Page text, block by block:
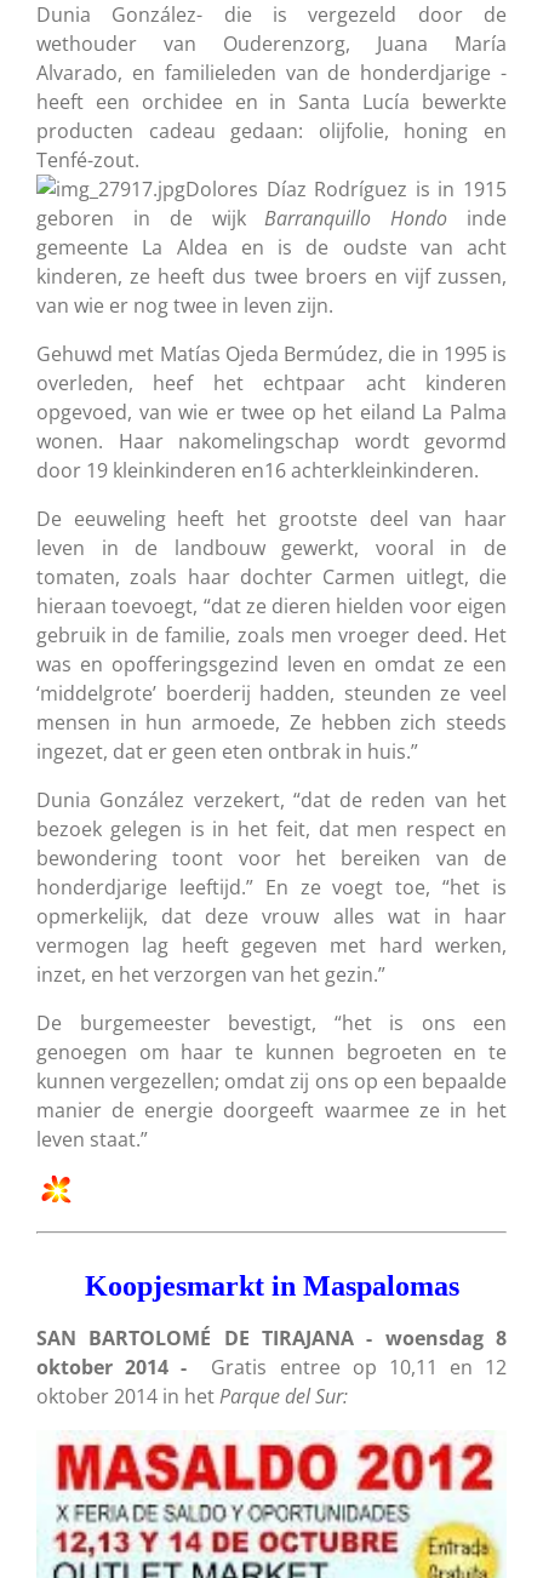
Dunia González- die is vergezeld door de
wethouder van Ouderenzorg, Juana María
Alvarado, en familieleden van de honderdjarige -
heeft een orchidee en in Santa Lucía bewerkte
producten cadeau gedaan: olijfolie, honing en
Tenfé-zout.
Dolores Díaz Rodríguez is in 1915
geboren in de wijkBarranquillo Hondo inde
gemeente La Aldea en is de oudste van acht
kinderen, ze heeft dus twee broers en vijf zussen,
van wie er nog twee in leven zijn.
Gehuwd met Matías Ojeda Bermúdez, die in 1995 is
overleden, heef het echtpaar acht kinderen
opgevoed, van wie er twee op het eiland La Palma
wonen. Haar nakomelingschap wordt gevormd
door 19 kleinkinderen en16 achterkleinkinderen.
De eeuweling heeft het grootste deel van haar
leven in de landbouw gewerkt, vooral in de
tomaten, zoals haar dochter Carmen uitlegt, die
hieraan toevoegt, “dat ze dieren hielden voor eigen
gebruik in de familie, zoals men vroeger deed. Het
was en opofferingsgezind leven en omdat ze een
‘middelgrote’ boerderij hadden, steunden ze veel
mensen in hun armoede, Ze hebben zich steeds
ingezet, dat er geen eten ontbrak in huis.”
Dunia González verzekert, “dat de reden van het
bezoek gelegen is in het feit, dat men respect en
bewondering toont voor het bereiken van de
honderdjarige leeftijd.” En ze voegt toe, “het is
opmerkelijk, dat deze vrouw alles wat in haar
vermogen lag heeft gegeven met hard werken,
inzet, en het verzorgen van het gezin.”
De burgemeester bevestigt, “het is ons een
genoegen om haar te kunnen begroeten en te
kunnen vergezellen; omdat zij ons op een bepaalde
manier de energie doorgeeft waarmee ze in het
leven staat.”
Koopjesmarkt in Maspalomas
SAN BARTOLOMÉ DE TIRAJANA - woensdag 8
oktober 2014 - Gratis entree op 10,11 en 12
oktober 2014 in hetParque del Sur: